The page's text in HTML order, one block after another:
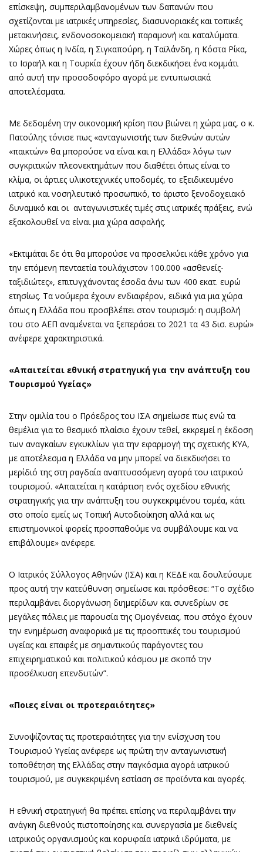
επίσκεψη, συμπεριλαμβανομένων των δαπανών που
σχετίζονται με ιατρικές υπηρεσίες, διασυνοριακές και τοπικές
μετακινήσεις, ενδονοσοκομειακή παραμονή και καταλύματα.
Χώρες όπως η Ινδία, η Σιγκαπούρη, η Ταϊλάνδη, η Κόστα Ρίκα,
το Ισραήλ και η Τουρκία έχουν ήδη διεκδικήσει ένα κομμάτι
από αυτή την προσοδοφόρο αγορά με εντυπωσιακά
αποτελέσματα.
Με δεδομένη την οικονομική κρίση που βιώνει η χώρα μας, ο κ.
Πατούλης τόνισε πως «ανταγωνιστής των διεθνών αυτών
«παικτών» θα μπορούσε να είναι και η Ελλάδα» λόγω των
συγκριτικών πλεονεκτημάτων που διαθέτει όπως είναι το
κλίμα, οι άρτιες υλικοτεχνικές υποδομές, το εξειδικευμένο
ιατρικό και νοσηλευτικό προσωπικό, το άριστο ξενοδοχειακό
δυναμικό και οι ανταγωνιστικές τιμές στις ιατρικές πράξεις, ενώ
εξακολουθεί να είναι μια χώρα ασφαλής.
«Εκτιμάται δε ότι θα μπορούσε να προσελκύει κάθε χρόνο για
την επόμενη πενταετία τουλάχιστον 100.000 «ασθενείς-
ταξιδιώτες», επιτυγχάνοντας έσοδα άνω των 400 εκατ. ευρώ
ετησίως. Τα νούμερα έχουν ενδιαφέρον, ειδικά για μια χώρα
όπως η Ελλάδα που προσβλέπει στον τουρισμό: η συμβολή
του στο ΑΕΠ αναμένεται να ξεπεράσει το 2021 τα 43 δισ. ευρώ»
ανέφερε χαρακτηριστικά.
«Απαιτείται εθνική στρατηγική για την ανάπτυξη του
Τουρισμού Υγείας»
Στην ομιλία του ο Πρόεδρος του ΙΣΑ σημείωσε πως ενώ τα
θεμέλια για το θεσμικό πλαίσιο έχουν τεθεί, εκκρεμεί η έκδοση
των αναγκαίων εγκυκλίων για την εφαρμογή της σχετικής ΚΥΑ,
με αποτέλεσμα η Ελλάδα να μην μπορεί να διεκδικήσει το
μερίδιό της στη ραγδαία αναπτυσσόμενη αγορά του ιατρικού
τουρισμού. «Απαιτείται η κατάρτιση ενός σχεδίου εθνικής
στρατηγικής για την ανάπτυξη του συγκεκριμένου τομέα, κάτι
στο οποίο εμείς ως Τοπική Αυτοδιοίκηση αλλά και ως
επιστημονικοί φορείς προσπαθούμε να συμβάλουμε και να
επιβάλουμε» ανέφερε.
Ο Ιατρικός Σύλλογος Αθηνών (ΙΣΑ) και η ΚΕΔΕ και δουλεύουμε
προς αυτή την κατεύθυνση σημείωσε και πρόσθεσε: “Tο σχέδιο
περιλαμβάνει διοργάνωση διημερίδων και συνεδρίων σε
μεγάλες πόλεις με παρουσία της Ομογένειας, που στόχο έχουν
την ενημέρωση αναφορικά με τις προοπτικές του τουρισμού
υγείας και επαφές με σημαντικούς παράγοντες του
επιχειρηματικού και πολιτικού κόσμου με σκοπό την
προσέλκυση επενδυτών”.
«Ποιες είναι οι προτεραιότητες»
Συνοψίζοντας τις προτεραιότητες για την ενίσχυση του
Τουρισμού Υγείας ανέφερε ως πρώτη την ανταγωνιστική
τοποθέτηση της Ελλάδας στην παγκόσμια αγορά ιατρικού
τουρισμού, με συγκεκριμένη εστίαση σε προϊόντα και αγορές.
Η εθνική στρατηγική θα πρέπει επίσης να περιλαμβάνει την
ανάγκη διεθνούς πιστοποίησης και συνεργασία με διεθνείς
ιατρικούς οργανισμούς και κορυφαία ιατρικά ιδρύματα, με